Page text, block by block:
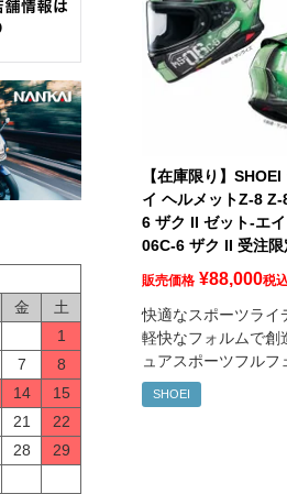
金
土
1
7
8
14
15
21
22
28
29
【在庫限り】
イ ヘルメットZ-8
6 ザク II ゼット-エ
06C-6 ザク II 受注限
販売価格 ¥88,000税
快適なスポーツライ
軽快なフォルムで創
ュアスポーツフルフ
SHOEI